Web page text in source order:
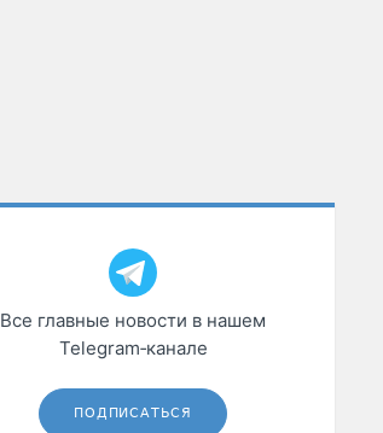
Все главные новости в нашем
Telegram‑канале
ПОДПИСАТЬСЯ